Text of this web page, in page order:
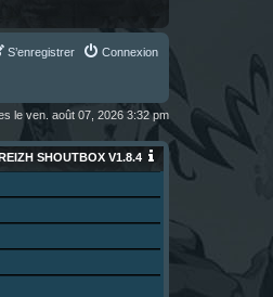
Connexion
S’enregistrer
le ven. août 07, 2026 3:32 pm
SHOUTBOX V1.8.4